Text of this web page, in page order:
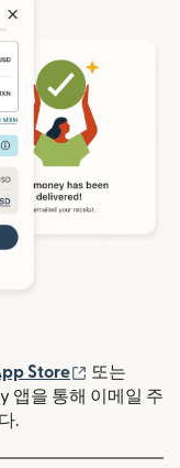
에서 열림)
Store (새 창에서
또는
) 앱을 통해 이메일 주
.